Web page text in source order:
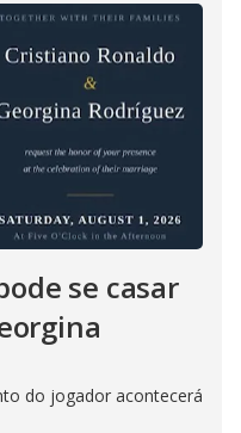
se casar
do jogador acontecerá